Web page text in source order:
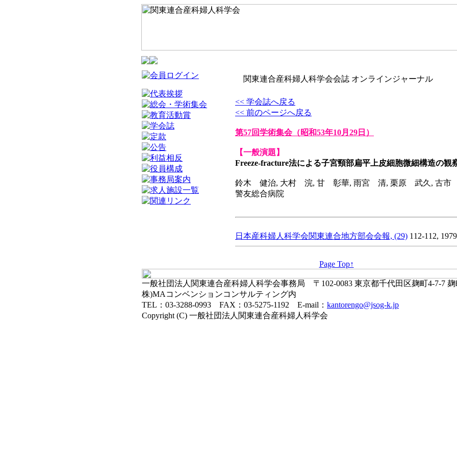
関東連合産科婦人科学会会誌 オンラインジャーナル
<< 学会誌へ戻る
<< 前のページへ戻る
第57回学術集会（昭和53年10月29日）
【一般演題】
Freeze-fracture法による子宮頸部扁平上皮細胞微細構造の観
鈴木 健治, 大村 浣, 甘 彰華, 雨宮 清, 栗原 武久, 古市
警友総合病院
日本産科婦人科学会関東連合地方部会会報, (29) 112-112, 1979
Page Top↑
一般社団法人関東連合産科婦人科学会事務局 〒102-0083 東京都千代田区麹町4-7-7
株)MAコンベンションコンサルティング内
TEL：03-3288-0993 FAX：03-5275-1192 E-mail： kantorengo@jsog-k.jp
Copyright (C) 一般社団法人関東連合産科婦人科学会